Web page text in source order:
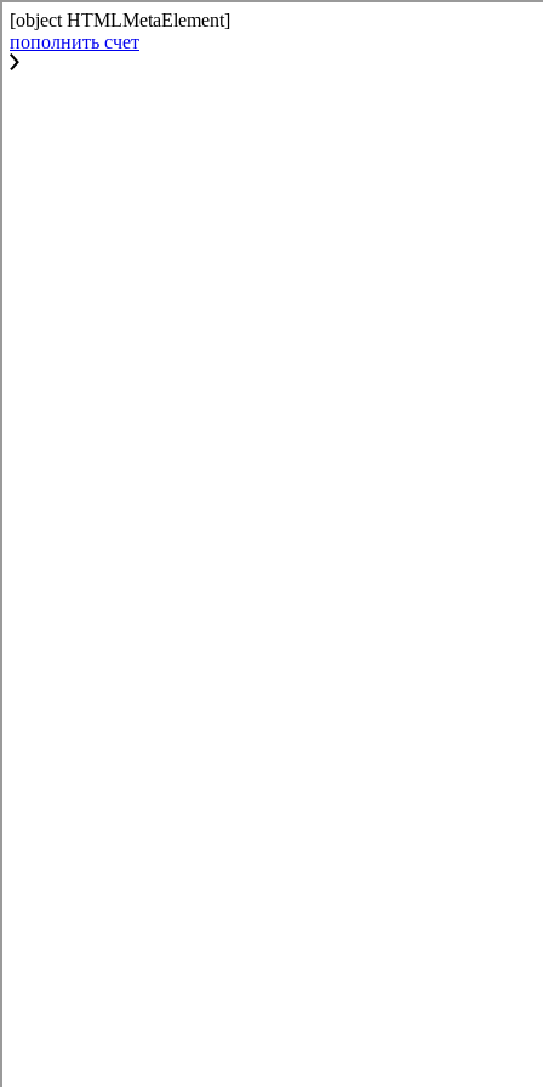
[object HTMLMetaElement]
пополнить счет